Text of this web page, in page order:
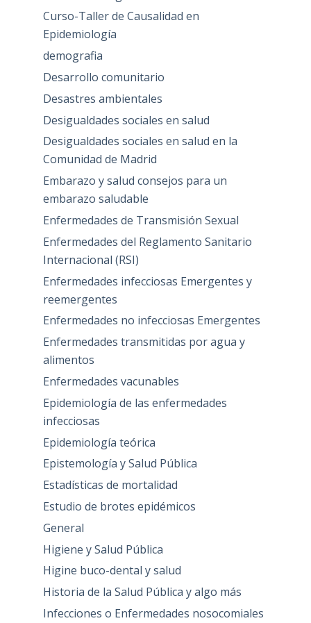
Curso-Taller de Causalidad en
Epidemiología
demografia
Desarrollo comunitario
Desastres ambientales
Desigualdades sociales en salud
Desigualdades sociales en salud en la
Comunidad de Madrid
Embarazo y salud consejos para un
embarazo saludable
Enfermedades de Transmisión Sexual
Enfermedades del Reglamento Sanitario
Internacional (RSI)
Enfermedades infecciosas Emergentes y
reemergentes
Enfermedades no infecciosas Emergentes
Enfermedades transmitidas por agua y
alimentos
Enfermedades vacunables
Epidemiología de las enfermedades
infecciosas
Epidemiología teórica
Epistemología y Salud Pública
Estadísticas de mortalidad
Estudio de brotes epidémicos
General
Higiene y Salud Pública
Higine buco-dental y salud
Historia de la Salud Pública y algo más
Infecciones o Enfermedades nosocomiales